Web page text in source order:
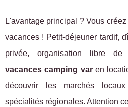
L'avantage principal ? Vous
vacances ! Petit-déjeuner tardif,
privée, organisation libre
vacances camping varen
découvrir les marchés
spécialités régionales. Attention